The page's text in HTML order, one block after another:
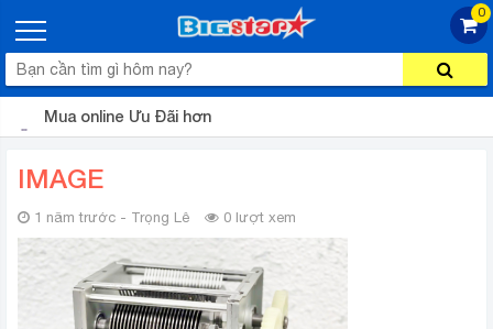
0
Mua online Ưu Đãi hơn
IMAGE
1 năm trước - Trọng Lê 0 lượt xem